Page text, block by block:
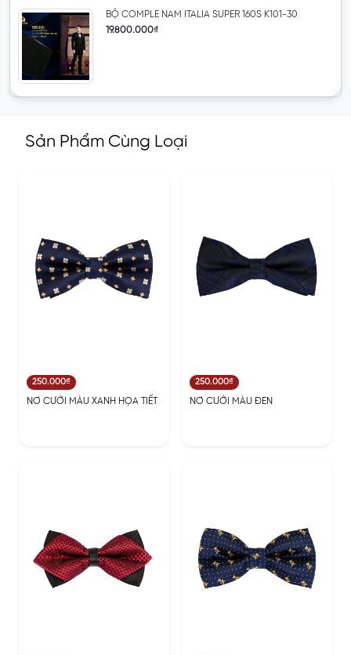
BỘ COMPLE NAM ITALIA SUPER 160S K101-30
19.800.000₫
Sản Phẩm Cùng Loại
250.000₫
NƠ CƯỚI MÀU XANH HỌA TIẾT
250.000₫
NƠ CƯỚI MÀU ĐEN